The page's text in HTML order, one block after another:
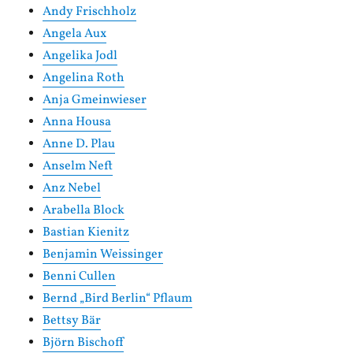
Andy Frischholz
Angela Aux
Angelika Jodl
Angelina Roth
Anja Gmeinwieser
Anna Housa
Anne D. Plau
Anselm Neft
Anz Nebel
Arabella Block
Bastian Kienitz
Benjamin Weissinger
Benni Cullen
Bernd „Bird Berlin“ Pflaum
Bettsy Bär
Björn Bischoff